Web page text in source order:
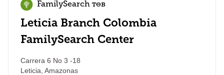
FamilySearch төв
Leticia Branch Colombia
FamilySearch Center
Carrera 6 No 3 -18
Leticia Amazonas